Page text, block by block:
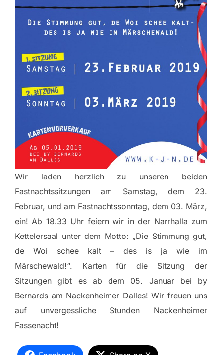
Wir laden herzlich zu unseren beiden
Fastnachtssitzungen am Samstag, dem 23.
Februar, und am Fastnachtssonntag, dem 03. März,
ein! Ab 18.33 Uhr feiern wir in der Narrhalla zum
Kettelersaal unter dem Motto: „Die Stimmung gut,
de Woi schee kalt – des is ja wie im
Märschewald!“. Karten für die Sitzung der
Sitzungen gibt es ab dem 05. Januar bei by
Bernards am Nackenheimer Dalles! Wir freuen uns
auf unvergessliche Stunden Nackenheimer
Fassenacht!